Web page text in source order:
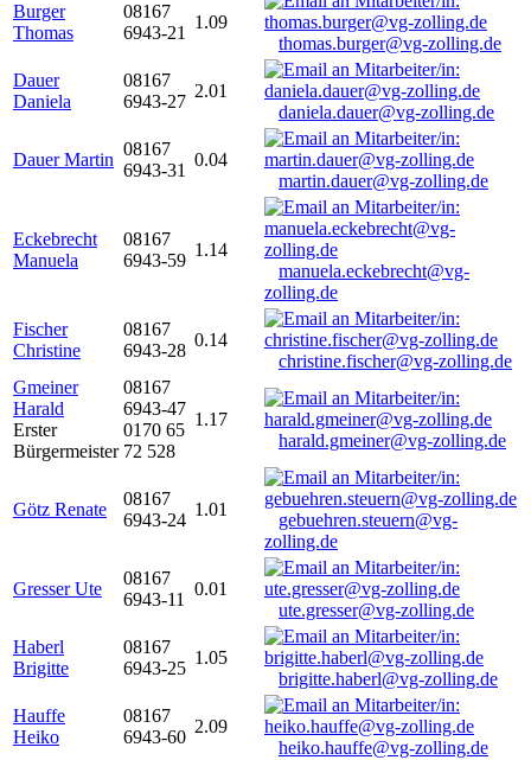
Burger
Thomas
08167
6943-21
1.09
thomas.burger@vg-zolling.de
Dauer
Daniela
08167
6943-27
2.01
daniela.dauer@vg-zolling.de
Dauer Martin
08167
6943-31
0.04
martin.dauer@vg-zolling.de
Eckebrecht
Manuela
08167
6943-59
1.14
manuela.eckebrecht@vg-
zolling.de
Fischer
Christine
08167
6943-28
0.14
christine.fischer@vg-zolling.de
Gmeiner
Harald
Erster
Bürgermeister
08167
6943-47
0170 65
72 528
1.17
harald.gmeiner@vg-zolling.de
Götz Renate
08167
6943-24
1.01
gebuehren.steuern@vg-
zolling.de
Gresser Ute
08167
6943-11
0.01
ute.gresser@vg-zolling.de
Haberl
Brigitte
08167
6943-25
1.05
brigitte.haberl@vg-zolling.de
Hauffe
Heiko
08167
6943-60
2.09
heiko.hauffe@vg-zolling.de